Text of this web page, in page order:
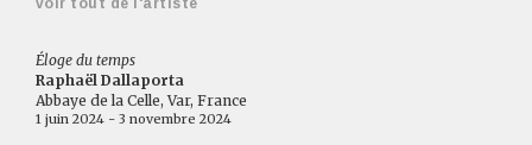
voir tout de l'artiste
Éloge du temps
Raphaël Dallaporta
Abbaye de la Celle, Var, France
1 juin 2024 - 3 novembre 2024